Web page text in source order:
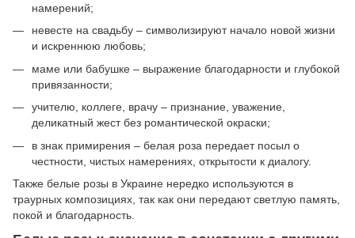
намерений;
невесте на свадьбу – символизируют начало новой жизни
и искреннюю любовь;
маме или бабушке – выражение благодарности и глубокой
привязанности;
учителю, коллеге, врачу – признание, уважение,
деликатный жест без романтической окраски;
в знак примирения – белая роза передает посыл о
честности, чистых намерениях, открытости к диалогу.
Также белые розы в Украине нередко используются в
траурных композициях, так как они передают светлую память,
покой и благодарность.